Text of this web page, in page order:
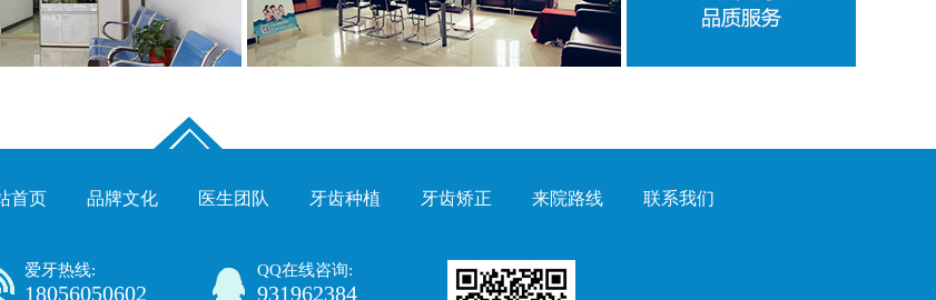
首页 品牌文化 医生团队 牙齿种植 牙齿矫正 来院路线 联系我们
爱牙热线:
18056050602
QQ在线咨询:
931962384